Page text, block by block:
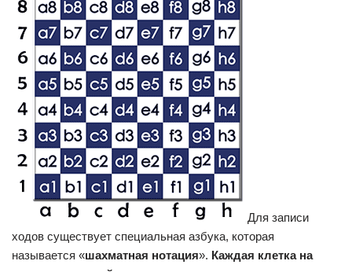
Для записи
ходов существует специальная азбука, которая
называется «шахматная нотация». Каждая клетка на